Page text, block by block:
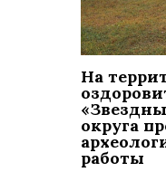
На
округа
работы